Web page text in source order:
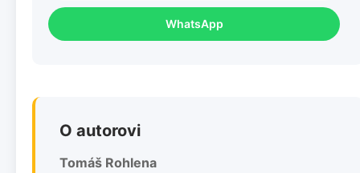
WhatsApp
O autorovi
Tomáš Rohlena